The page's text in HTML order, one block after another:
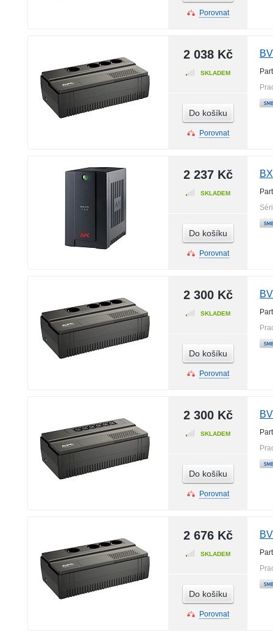
Porovnat
2 038 Kč
SKLADEM
Do košíku
Porovnat
2 237 Kč
SKLADEM
Do košíku
Porovnat
2 300 Kč
SKLADEM
Do košíku
Porovnat
2 300 Kč
SKLADEM
Do košíku
Porovnat
2 676 Kč
SKLADEM
Do košíku
Porovnat